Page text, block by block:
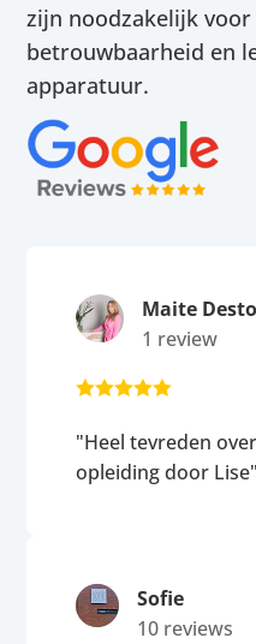
zijn noodzakelijk
betrouwbaarheid en
apparatuur.
Maite
1 review

"Heel tevreden
opleiding door Lise"
Sofie
10 reviews